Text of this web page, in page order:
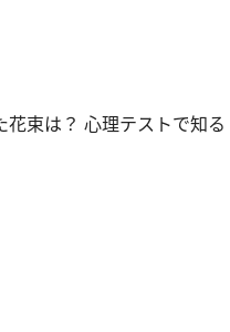
束は？ 心理テストで知る